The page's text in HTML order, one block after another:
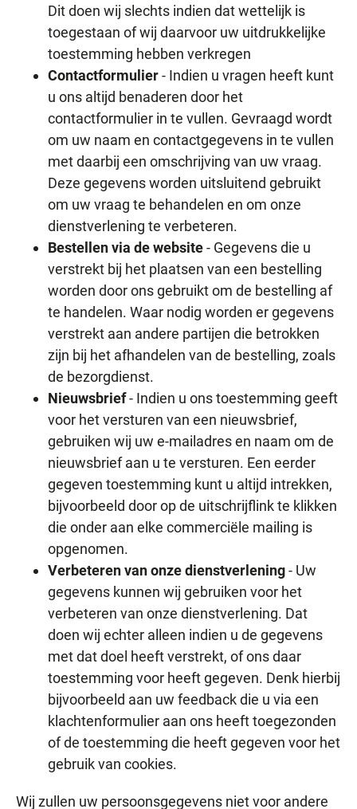
Dit doen wij slechts indien dat wettelijk is
toegestaan of wij daarvoor uw uitdrukkelijke
toestemming hebben verkregen
Contactformulier- Indien u vragen heeft kunt
u ons altijd benaderen door het
contactformulier in te vullen. Gevraagd wordt
om uw naam en contactgegevens in te vullen
met daarbij een omschrijving van uw vraag.
Deze gegevens worden uitsluitend gebruikt
om uw vraag te behandelen en om onze
dienstverlening te verbeteren.
Bestellen via de website- Gegevens die u
verstrekt bij het plaatsen van een bestelling
worden door ons gebruikt om de bestelling af
te handelen. Waar nodig worden er gegevens
verstrekt aan andere partijen die betrokken
zijn bij het afhandelen van de bestelling, zoals
de bezorgdienst.
Nieuwsbrief- Indien u ons toestemming geeft
voor het versturen van een nieuwsbrief,
gebruiken wij uw e-mailadres en naam om de
nieuwsbrief aan u te versturen. Een eerder
gegeven toestemming kunt u altijd intrekken,
bijvoorbeeld door op de uitschrijflink te klikken
die onder aan elke commerciële mailing is
opgenomen.
Verbeteren van onze dienstverlening- Uw
gegevens kunnen wij gebruiken voor het
verbeteren van onze dienstverlening. Dat
doen wij echter alleen indien u de gegevens
met dat doel heeft verstrekt, of ons daar
toestemming voor heeft gegeven. Denk hierbij
bijvoorbeeld aan uw feedback die u via een
klachtenformulier aan ons heeft toegezonden
of de toestemming die heeft gegeven voor het
gebruik van cookies.
Wij zullen uw persoonsgegevens niet voor andere